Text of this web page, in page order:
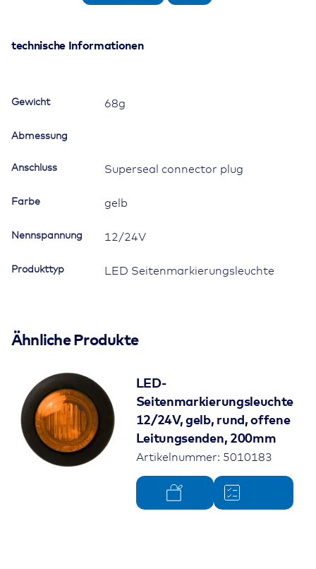
mit
mit
Befestigungslasche
technische Informationen
Gewicht 68g
Abmessung
Anschluss Superseal connector plug
Farbe gelb
Nennspannung 12/24V
Produkttyp LED Seitenmarkierungsleuchte
Ähnliche Produkte
LED-
Seitenmarkierungsleuchte
12/24V, gelb, rund, offene
Leitungsenden, 200mm
Artikelnummer: 5010183